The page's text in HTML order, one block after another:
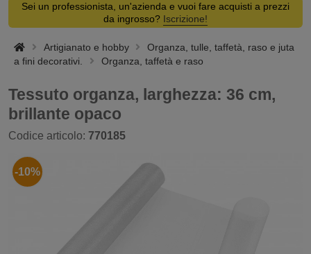
Sei un professionista, un'azienda e vuoi fare acquisti a prezzi
da ingrosso? Iscrizione!
Artigianato e hobby
Organza, tulle, taffetà, raso e juta
a fini decorativi.
Organza, taffetà e raso
Tessuto organza, larghezza: 36 cm,
brillante opaco
Codice articolo: 770185
-10%